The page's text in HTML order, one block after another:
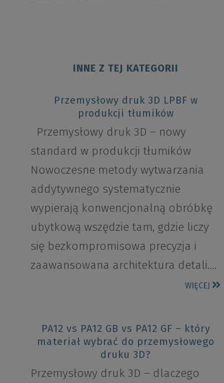
INNE Z TEJ KATEGORII
Przemysłowy druk 3D LPBF w
produkcji tłumików
Przemysłowy druk 3D – nowy
standard w produkcji tłumików
Nowoczesne metody wytwarzania
addytywnego systematycznie
wypierają konwencjonalną obróbkę
ubytkową wszędzie tam, gdzie liczy
się bezkompromisowa precyzja i
zaawansowana architektura detali….
WIĘCEJ
PA12 vs PA12 GB vs PA12 GF – który
materiał wybrać do przemysłowego
druku 3D?
Przemysłowy druk 3D – dlaczego